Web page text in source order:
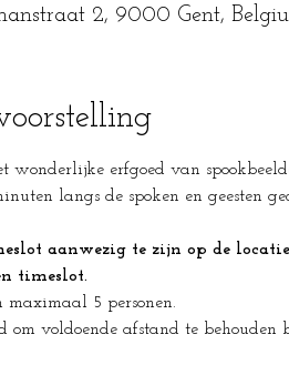
2, 9000 Gent,
erfgoed van
langs de spoken en geesten
aanwezig te zijn op de
timeslot.
5 personen.
voldoende afstand te behouden